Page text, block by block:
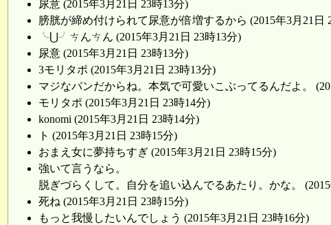
尿意 (2015年3月21日 23時13分)
膀胱が締め付けられて尿意が倍増するから (2015年3月21日
╰⋃╯ㄘんㄘん (2015年3月21日 23時13分)
尿意 (2015年3月21日 23時13分)
3モリタポ (2015年3月21日 23時13分)
マジなパンだからね。本気で可愛いこぶってるんだよ。
モリタポ (2015年3月21日 23時14分)
konomi (2015年3月21日 23時14分)
ト (2015年3月21日 23時15分)
おまえ女に夢持ちすぎ (2015年3月21日 23時15分)
強いて言うなら。
脱ぎづらくして。自分を追い込んでるあたり。かな。
死ね (2015年3月21日 23時15分)
もっと我慢したいんでしょう (2015年3月21日 23時16分)